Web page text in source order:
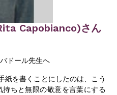
Capobianco)さん
ドール先生へ
を書くことにしたのは、こう
ちと無限の敬意を言葉にする